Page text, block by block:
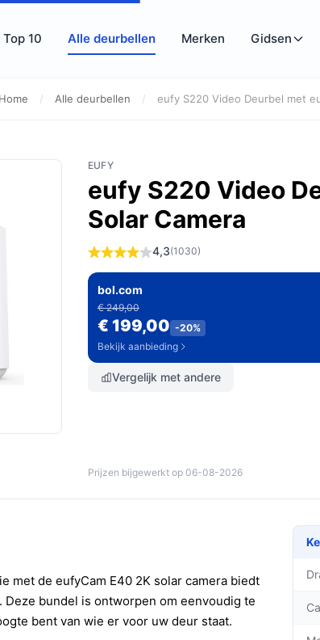
Top 10 Alle deurbellen Merken Gidsen
Home / Alle deurbellen / eufy S220 Video Deurbel met
EUFY
eufy S220 Video
Solar Camera
4,3(1030)
bol.com
€ 249,00
€ 199,00 -20%
Bekijk aanbieding
Vergelijk met andere
Prijzen bijgewerkt op 06-08-2026
met de eufyCam E40 2K solar camera biedt
bundel is ontworpen om eenvoudig te
bent van wie er voor uw deur staat.